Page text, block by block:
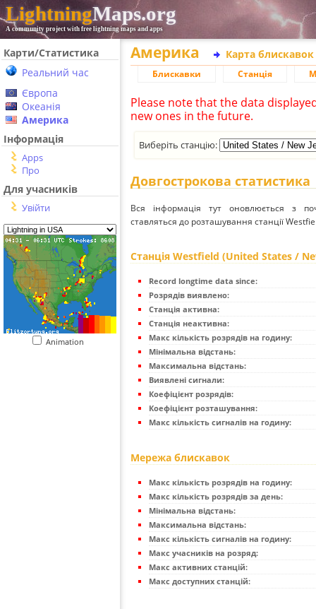
LightningMaps.org
A community project with free lightning maps and apps
Карти/Статистика
Реальний час
Європа
Океанія
Америка
Інформація
Apps
Про
Для учасників
Увійти
Animation
Америка Карта
Блискавки Станція
Please note that the data
new ones in the future.
Виберіть станцію:
Довгострокова статистика
Вся інформація тут оновлюється з
ставляться до розташування станції
Станція Westfield (United States /
Record longtime data since:
Розрядів виявлено:
Станція активна:
Станція неактивна:
Макс кількість розрядів на годину:
Мінімальна відстань:
Максимальна відстань:
Виявлені сигнали:
Коефіцієнт розрядів:
Коефіцієнт розташування:
Макс кількість сигналів на годину:
Мережа блискавок
Макс кількість розрядів на годину:
Макс кількість розрядів за день:
Мінімальна відстань:
Максимальна відстань:
Макс кількість сигналів на годину:
Макс учасників на розряд:
Макс активних станцій:
Макс доступних станцій: